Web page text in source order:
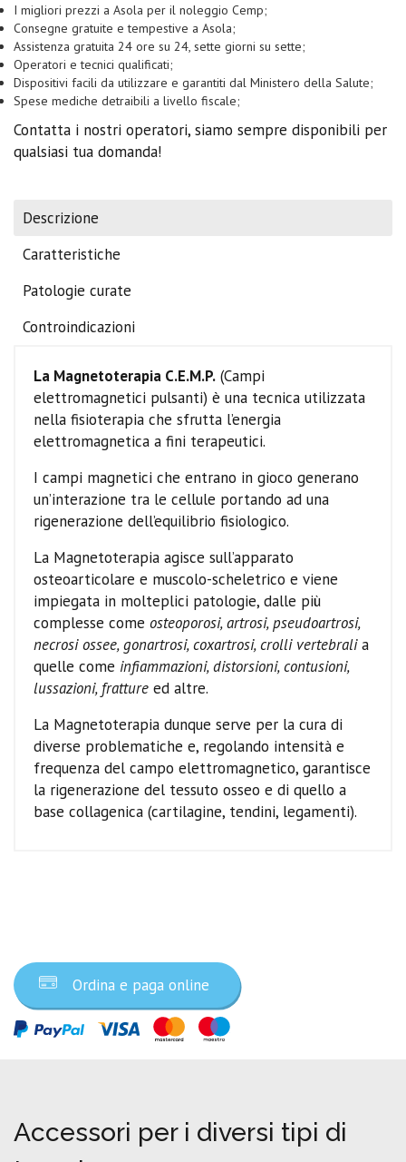
I migliori prezzi a Asola per il noleggio Cemp;
Consegne gratuite e tempestive a Asola;
Assistenza gratuita 24 ore su 24, sette giorni su sette;
Operatori e tecnici qualificati;
Dispositivi facili da utilizzare e garantiti dal Ministero della Salute;
Spese mediche detraibili a livello fiscale;
Contatta i nostri operatori, siamo sempre disponibili per
qualsiasi tua domanda!
Descrizione
Caratteristiche
Patologie curate
Controindicazioni
La Magnetoterapia C.E.M.P. (Campi
elettromagnetici pulsanti) è una tecnica utilizzata
nella fisioterapia che sfrutta l’energia
elettromagnetica a fini terapeutici.
I campi magnetici che entrano in gioco generano
un’interazione tra le cellule portando ad una
rigenerazione dell’equilibrio fisiologico.
La Magnetoterapia agisce sull’apparato
osteoarticolare e muscolo-scheletrico e viene
impiegata in molteplici patologie, dalle più
complesse come osteoporosi, artrosi, pseudoartrosi,
necrosi ossee, gonartrosi, coxartrosi, crolli vertebralia
quelle come infiammazioni, distorsioni, contusioni,
lussazioni, fratture ed altre.
La Magnetoterapia dunque serve per la cura di
diverse problematiche e, regolando intensità e
frequenza del campo elettromagnetico, garantisce
la rigenerazione del tessuto osseo e di quello a
base collagenica (cartilagine, tendini, legamenti).
Ordina e paga online
Accessori per i diversi tipi di